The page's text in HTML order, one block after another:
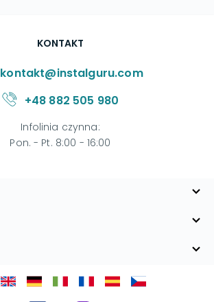
KONTAKT
kontakt@instalguru.com
+48 882 505 980
Infolinia czynna:
Pon. - Pt. 8:00 - 16:00